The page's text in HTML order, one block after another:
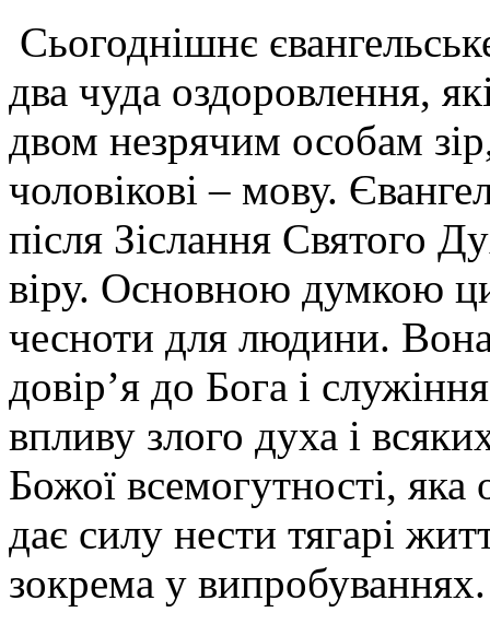
Сьогоднішнє
два чуда оздоровлення,
двом незрячим особам
чоловікові – мову.
після Зіслання Святого
віру. Основною думкою
чесноти для людини.
довір’я до Бога і
впливу злого духа і
Божої всемогутності, яка
дає силу нести тягарі
зокрема у випробуваннях.